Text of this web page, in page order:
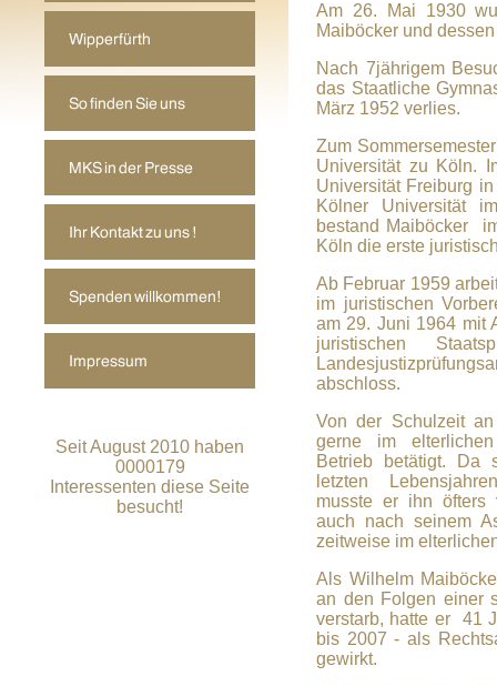
Seit August 2010 haben
0000179
Interessenten diese Seite
besucht!
Am 26. Mai 1930
Maiböcker und
Nach 7jährigem
das Staatliche
März 1952 verlies.
Zum
Universität zu Köln.
Universität Freiburg
Kölner Universität
bestand Maiböcker
Köln die erste
Ab Februar 1959
im juristischen
am 29. Juni 1964 mit
juristischen
abschloss.
Von der Schulzeit
gerne im elterlichen
Betrieb betätigt. Da
letzten
musste er ihn öfters
auch nach seinem
zeitweise im
Als Wilhelm
an den Folgen einer
verstarb, hatte er 41
bis 2007 - als
gewirkt.